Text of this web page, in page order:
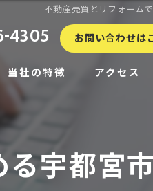
不動産売買とリフォーム
4305 お問い合わせは
当社の特徴
土地
戸建て
アクセス
宇都宮